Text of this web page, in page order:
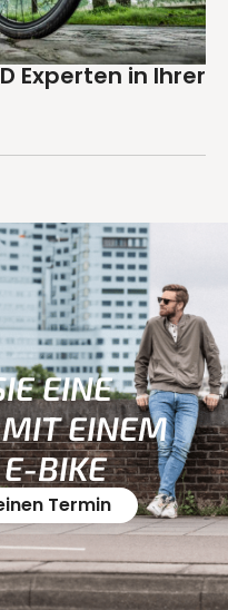
Experten in Ihrer
EINE
EINEM
BIKE
Termin